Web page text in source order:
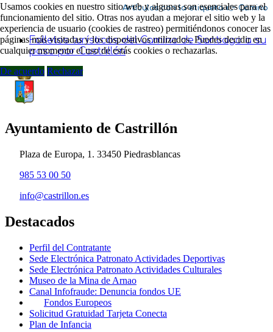
Camino
Folletos turísticos del Camino de Santiago a su
paso por Castrillón
Ayuntamiento de Castrillón
Plaza de Europa, 1. 33450 Piedrasblancas
985 53 00 50
info@castrillon.es
Destacados
Perfil del Contratante
Sede Electrónica Patronato Actividades Deportivas
Sede Electrónica Patronato Actividades Culturales
Museo de la Mina de Arnao
Canal Infofraude: Denuncia fondos UE
Fondos Europeos
Solicitud Gratuidad Tarjeta Conecta
Plan de Infancia
Usamos cookies en nuestro sitio web y algunas son esenciales para el
funcionamiento del sitio. Otras nos ayudan a mejorar el sitio web y la
experiencia de usuario (cookies de rastreo) permitiéndonos conocer las
páginas más visitadas y los dispositivos utilizados. Puedes decidir en
cualquier momento el uso de estás cookies o rechazarlas.
De acuerdo Rechazar